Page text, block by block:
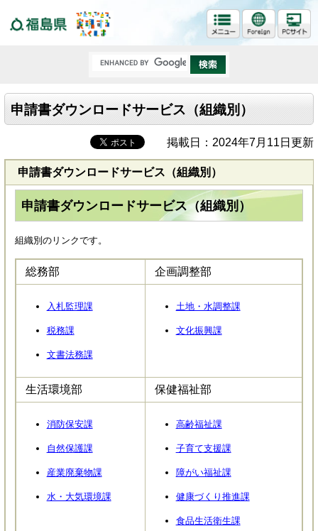
申請書ダウンロードサービス（組織別）
掲載日：2024年7月11日更新
申請書ダウンロードサービス（組織別）
申請書ダウンロードサービス（組織別）
組織別のリンクです。
総務部 企画調整部
入札監理課
税務課
文書法務課
土地・水調整課
文化振興課
生活環境部 保健福祉部
消防保安課
自然保護課
産業廃棄物課
水・大気環境課
高齢福祉課
子育て支援課
障がい福祉課
健康づくり推進課
食品生活衛生課